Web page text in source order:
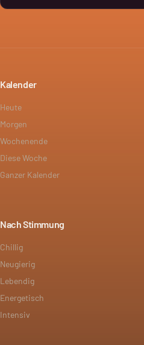
Kalender
Heute
Morgen
Wochenende
Diese Woche
Ganzer Kalender
Nach Stimmung
Chillig
Neugierig
Lebendig
Energetisch
Intensiv